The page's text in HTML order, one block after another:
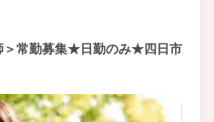
＞常勤募集★日勤のみ★四日市